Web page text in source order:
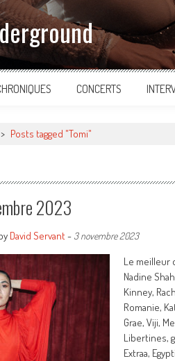
CONCERTS
> Posts tagged "Tomi"
2023
David Servant- 3 novembre 2023
Le meilleur
Nadine
Kinney,
Romanie,
Grae, Viji,
Libertines,
Extraa,